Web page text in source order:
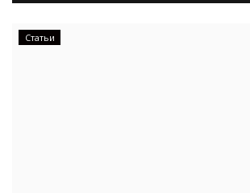
Статьи